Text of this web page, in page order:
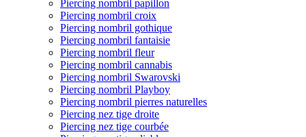
Piercing nombril papillon
Piercing nombril croix
Piercing nombril gothique
Piercing nombril fantaisie
Piercing nombril fleur
Piercing nombril cannabis
Piercing nombril Swarovski
Piercing nombril Playboy
Piercing nombril pierres naturelles
Piercing nez tige droite
Piercing nez tige courbée